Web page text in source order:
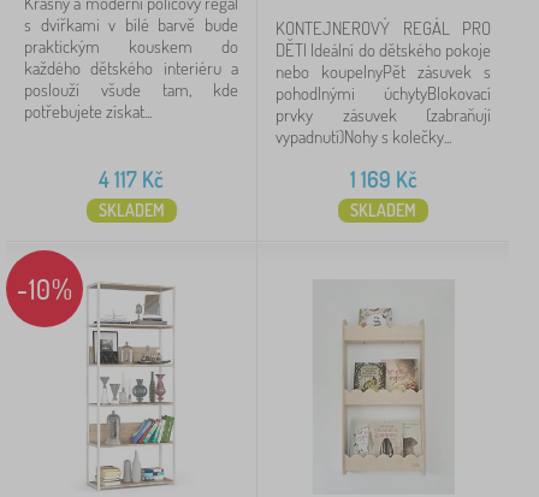
s dvířkami v bílé barvě bude
praktickým kouskem do
každého dětského interiéru a
poslouží všude tam, kde
potřebujete získat...
4 117 Kč
SKLADEM
KONTEJNEROVÝ REGÁL PRO
DĚTI Ideální do dětského pokoje
nebo koupelnyPět zásuvek s
pohodlnými úchytyBlokovací
prvky zásuvek (zabraňují
vypadnutí)Nohy s kolečky...
1 169 Kč
SKLADEM
-10%